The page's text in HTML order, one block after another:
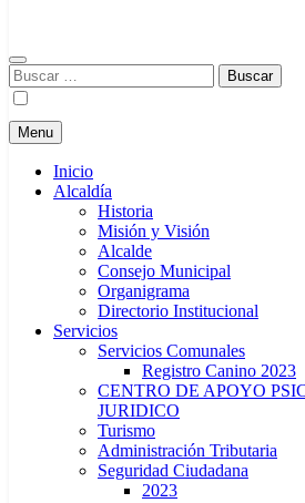
Buscar:
Menu
Inicio
Alcaldía
Historia
Misión y Visión
Alcalde
Consejo Municipal
Organigrama
Directorio Institucional
Servicios
Servicios Comunales
Registro Canino 2023
CENTRO DE APOYO
JURIDICO
Turismo
Administración Tributaria
Seguridad Ciudadana
2023